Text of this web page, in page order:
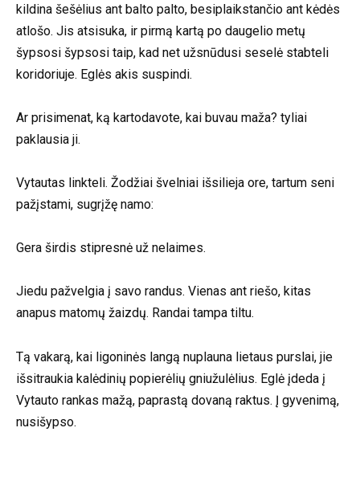
kildina šešėlius ant balto palto, besiplaikstančio ant kėdės
atlošo. Jis atsisuka, ir pirmą kartą po daugelio metų
šypsosi šypsosi taip, kad net užsnūdusi seselė stabteli
koridoriuje. Eglės akis suspindi.
Ar prisimenat, ką kartodavote, kai buvau maža? tyliai
paklausia ji.
Vytautas linkteli. Žodžiai švelniai išsilieja ore, tartum seni
pažįstami, sugrįžę namo:
Gera širdis stipresnė už nelaimes.
Jiedu pažvelgia į savo randus. Vienas ant riešo, kitas
anapus matomų žaizdų. Randai tampa tiltu.
Tą vakarą, kai ligoninės langą nuplauna lietaus purslai, jie
išsitraukia kalėdinių popierėlių gniužulėlius. Eglė įdeda į
Vytauto rankas mažą, paprastą dovaną raktus. Į gyvenimą,
nusišypso.